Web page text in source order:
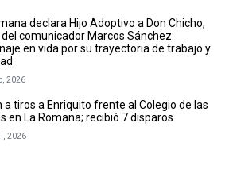
declara Hijo Adoptivo a Don Chicho,
comunicador Marcos Sánchez:
en vida por su trayectoria de trabajo y
2026
a tiros a Enriquito frente al Colegio de las
en La Romana; recibió 7 disparos
2026